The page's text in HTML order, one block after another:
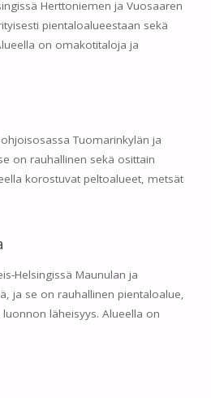
Herttoniemen ja Vuosaaren
pientaloalueestaan sekä
on omakotitaloja ja
Tuomarinkylän ja
on rauhallinen sekä osittain
korostuvat peltoalueet, metsät
Helsingissä Maunulan ja
ja se on rauhallinen pientaloalue,
läheisyys. Alueella on